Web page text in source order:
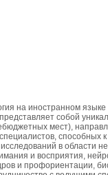
на иностранном
собой
мест),
способных
в области
и восприятия,
и профориентации,